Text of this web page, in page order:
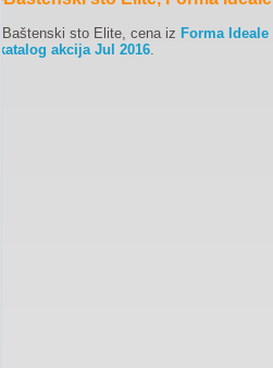
Baštenski sto Elite, cena iz Forma Ideale
akcija Jul 2016.